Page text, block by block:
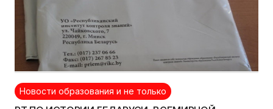
Новости образования и не только